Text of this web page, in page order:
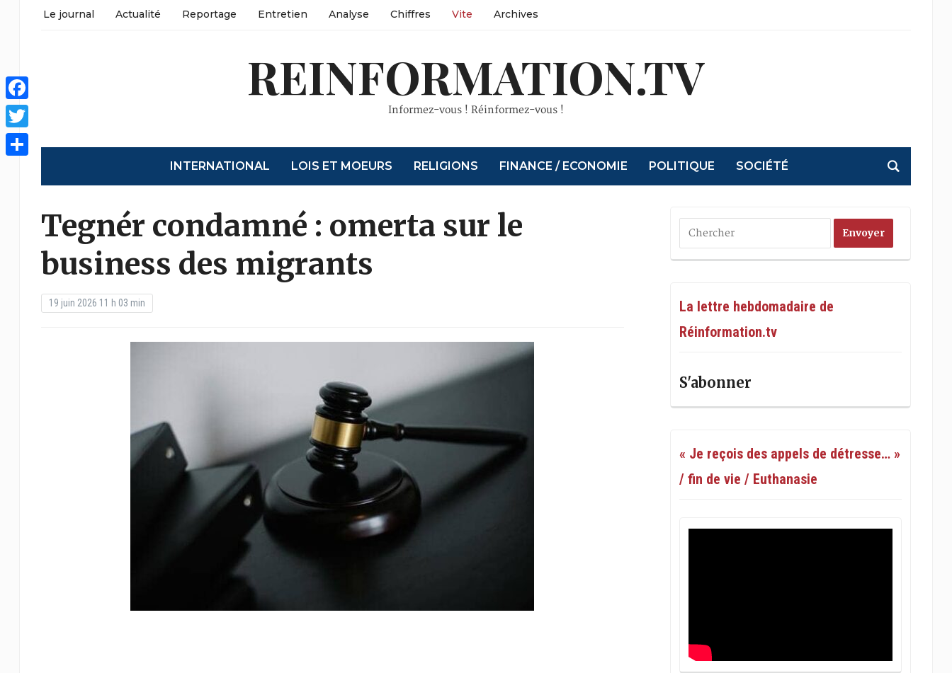
Le journal Actualité Reportage Entretien Analyse Chiffres Vite Archives
REINFORMATION.TV
Informez-vous ! Réinformez-vous !
INTERNATIONAL LOIS ET MOEURS RELIGIONS FINANCE / ECONOMIE POLITIQUE SOCIÉTÉ
Tegnér condamné : omerta sur le
business des migrants
19 juin 2026 11 h 03 min
La lettre hebdomadaire de
Réinformation.tv
S'abonner
« Je reçois des appels de détresse… »
/ fin de vie / Euthanasie
Facebook
Twitter